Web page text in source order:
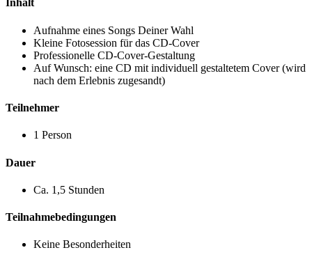
Inhalt
Aufnahme eines Songs Deiner Wahl
Kleine Fotosession für das CD-Cover
Professionelle CD-Cover-Gestaltung
Auf Wunsch: eine CD mit individuell gestaltetem Cover (wird
nach dem Erlebnis zugesandt)
Teilnehmer
1 Person
Dauer
Ca. 1,5 Stunden
Teilnahmebedingungen
Keine Besonderheiten